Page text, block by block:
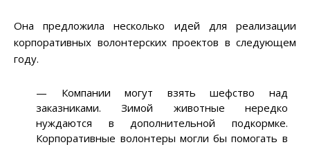
Она предложила несколько идей для реализации
корпоративных волонтерских проектов в следующем
году.
— Компании могут взять шефство над
заказниками. Зимой животные нередко
нуждаются в дополнительной подкормке.
Корпоративные волонтеры могли бы помогать в